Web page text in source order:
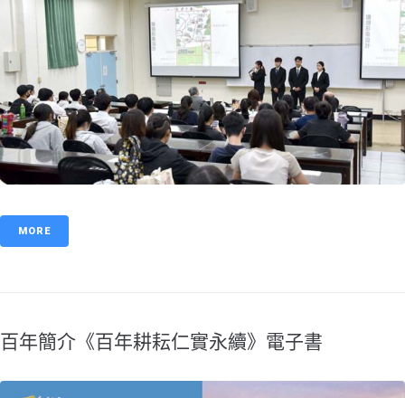
MORE
百年簡介《百年耕耘仁實永續》電子書